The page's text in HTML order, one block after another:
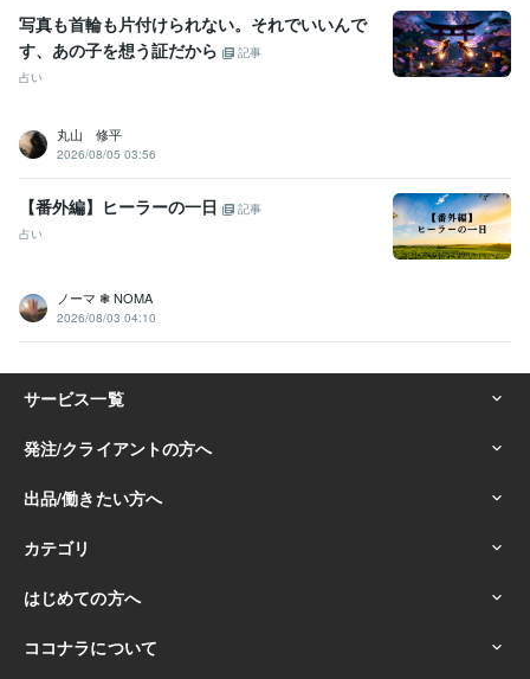
写真も首輪も片付けられない。それでいいんで
す、あの子を想う証だから
記事
占い
丸山 修平
2026/08/05 03:56
【番外編】ヒーラーの一日
記事
占い
ノーマ ❃ NOMA
2026/08/03 04:10